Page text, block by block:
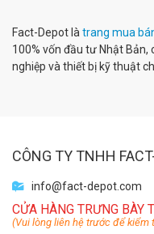
Fact-Depot là trang mua
100% vốn đầu tư Nhật
nghiệp và thiết bị kỹ thuật
CÔNG TY TNHH
info@fact-depot.com
CỬA HÀNG TRƯNG BÀY
(Vui lòng liên hệ trước để kiểm